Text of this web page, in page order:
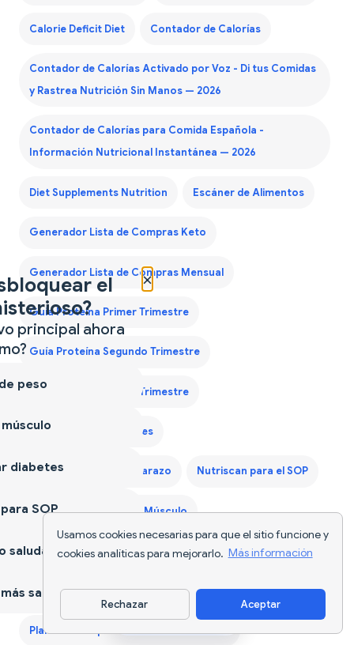
Usamos cookies necesarias para que el sitio funcione y
cookies analíticas para mejorarlo. Más información
Rechazar Aceptar
Calorie Deficit Diet Contador de Calorías
Contador de Calorías Activado por Voz - Di tus Comidas
y Rastrea Nutrición Sin Manos — 2026
Contador de Calorías para Comida Española -
Información Nutricional Instantánea — 2026
Diet Supplements Nutrition Escáner de Alimentos
Generador Lista de Compras Keto
Generador Lista de Compras Mensual
Guía Proteína Primer Trimestre
Guía Proteína Segundo Trimestre
Guía Proteína Tercer Trimestre
Nutriscan para Diabetes
Nutriscan para el Embarazo Nutriscan para el SOP
Nutriscan para Ganar Músculo
Nutriscan para Perder Peso
Plan de Dieta para Ganar Peso España
Plan de Dieta para Hombres de 40 Años
Descargar app
×
el
principal ahora
peso
diabetes
SOP
saludable
sano